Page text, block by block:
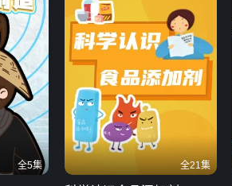
全5集 全21集